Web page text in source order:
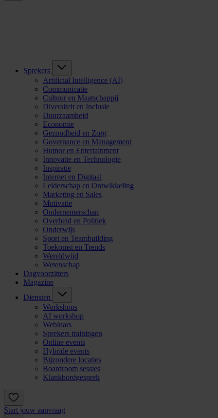
Sprekers
Artificial Intelligence (AI)
Communicatie
Cultuur en Maatschappij
Diversiteit en Inclusie
Duurzaamheid
Economie
Gezondheid en Zorg
Governance en Management
Humor en Entertainment
Innovatie en Technologie
Inspiratie
Internet en Digitaal
Leiderschap en Ontwikkeling
Marketing en Sales
Motivatie
Ondernemerschap
Overheid en Politiek
Onderwijs
Sport en Teambuilding
Toekomst en Trends
Wereldwijd
Wetenschap
Dagvoorzitters
Magazine
Diensten
Workshops
AI workshop
Webinars
Sprekers trainingen
Online events
Hybride events
Bijzondere locaties
Boardroom sessies
Klankbordgesprek
Start jouw aanvraag